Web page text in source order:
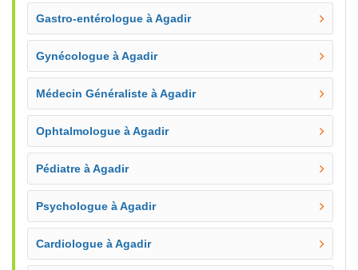
Gastro-entérologue à Agadir
Gynécologue à Agadir
Médecin Généraliste à Agadir
Ophtalmologue à Agadir
Pédiatre à Agadir
Psychologue à Agadir
Cardiologue à Agadir